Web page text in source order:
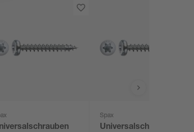
Spax
Universalschrauben